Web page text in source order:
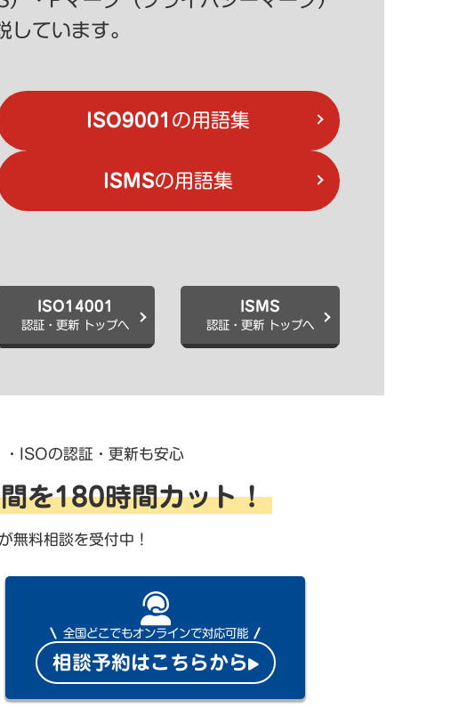
しています。
ISO9001 の用語集
ISMSの用語集
ISO14001
認証・更新 トップへ
ISMS
認証・更新 トップへ
ISOの認証・更新も安心
を180時間カット！
無料相談を受付中！
全国どこでもオンラインで対応可能
相談予約はこちらから